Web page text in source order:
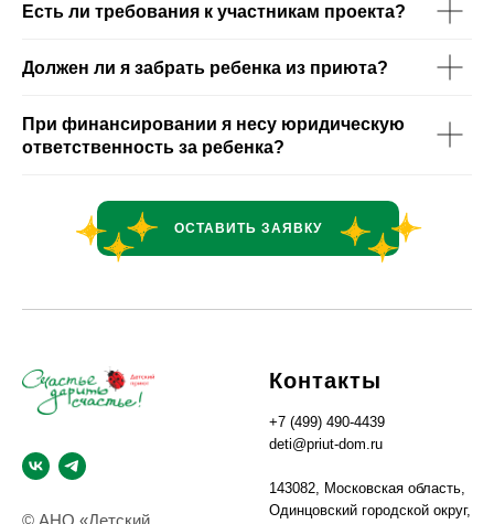
Есть ли требования к участникам проекта?
Должен ли я забрать ребенка из приюта?
При финансировании я несу юридическую
ответственность за ребенка?
ОСТАВИТЬ ЗАЯВКУ
© АНО «Детский
Контакты
+7 (499) 490-4439
deti@priut-dom.ru
143082, Московская область,
Одинцовский городской округ,